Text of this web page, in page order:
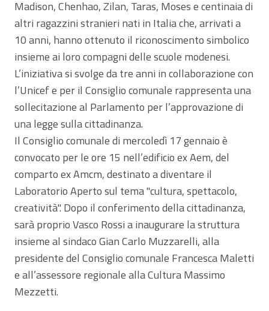
Madison, Chenhao, Zilan, Taras, Moses e centinaia di
altri ragazzini stranieri nati in Italia che, arrivati a
10 anni, hanno ottenuto il riconoscimento simbolico
insieme ai loro compagni delle scuole modenesi.
L’iniziativa si svolge da tre anni in collaborazione con
l’Unicef e per il Consiglio comunale rappresenta una
sollecitazione al Parlamento per l’approvazione di
una legge sulla cittadinanza.
Il Consiglio comunale di mercoledì 17 gennaio è
convocato per le ore 15 nell’edificio ex Aem, del
comparto ex Amcm, destinato a diventare il
Laboratorio Aperto sul tema "cultura, spettacolo,
creatività". Dopo il conferimento della cittadinanza,
sarà proprio Vasco Rossi a inaugurare la struttura
insieme al sindaco Gian Carlo Muzzarelli, alla
presidente del Consiglio comunale Francesca Maletti
e all’assessore regionale alla Cultura Massimo
Mezzetti.